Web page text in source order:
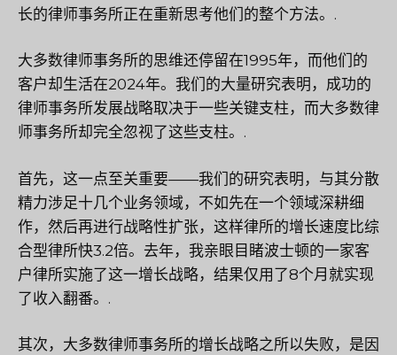
长的律师事务所正在重新思考他们的整个方法。.
大多数律师事务所的思维还停留在1995年，而他们的
客户却生活在2024年。我们的大量研究表明，成功的
律师事务所发展战略取决于一些关键支柱，而大多数律
师事务所却完全忽视了这些支柱。.
首先，这一点至关重要——我们的研究表明，与其分散
精力涉足十几个业务领域，不如先在一个领域深耕细
作，然后再进行战略性扩张，这样律所的增长速度比综
合型律所快3.2倍。去年，我亲眼目睹波士顿的一家客
户律所实施了这一增长战略，结果仅用了8个月就实现
了收入翻番。.
其次，大多数律师事务所的增长战略之所以失败，是因